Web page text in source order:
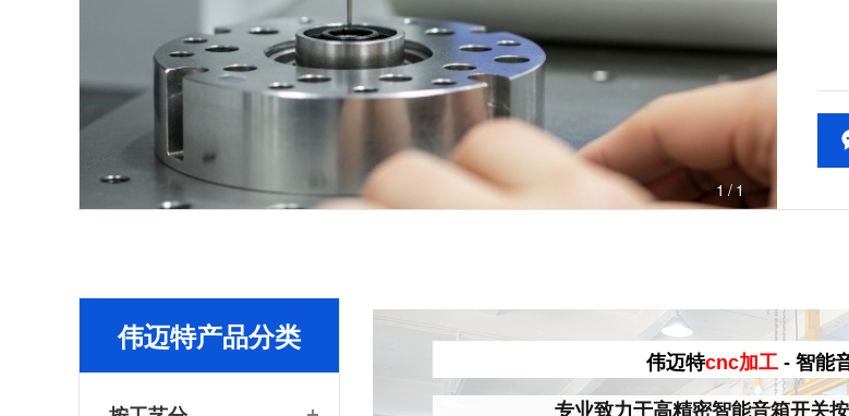
1/1
伟迈特cnc加工 - 智能
专业致力于高精密智能音箱开关
伟迈特产品分类